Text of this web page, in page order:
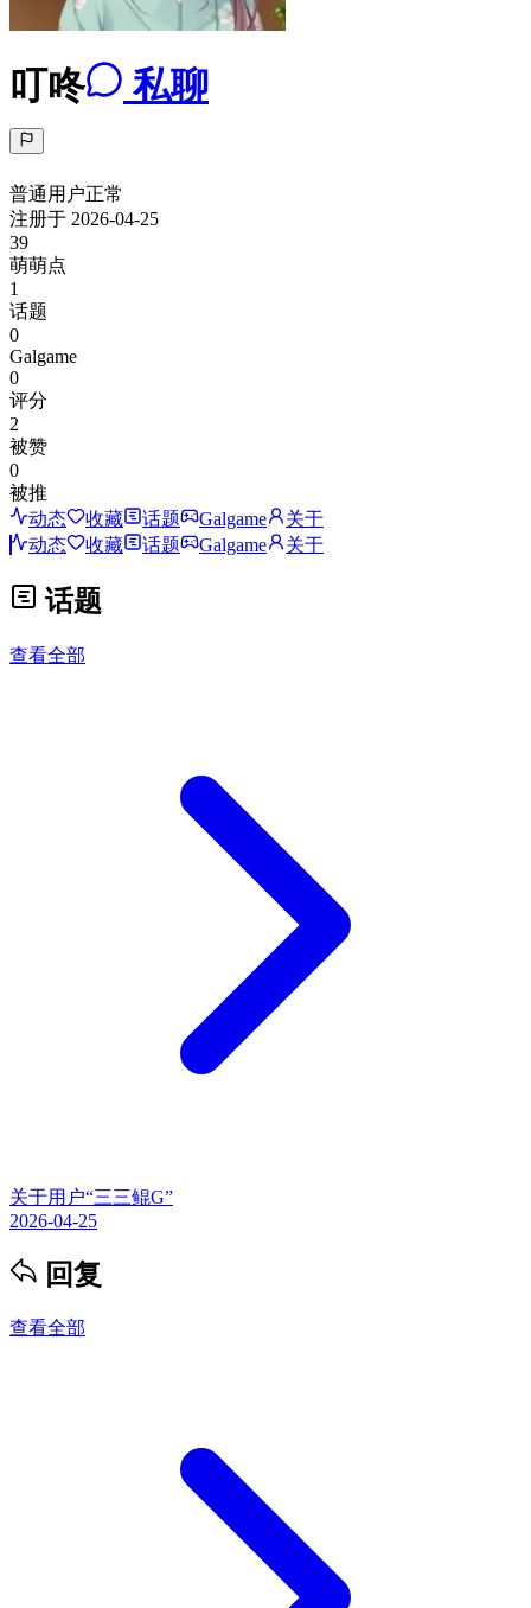
叮咚 私聊
普通用户正常
注册于 2026-04-25
39
萌萌点
1
话题
0
Galgame
0
评分
2
被赞
0
被推
动态
收藏 话题 Galgame
关于
动态
收藏 话题 Galgame 关于
话题
查看全部
关于用户“三三鲲G”
2026-04-25
回复
查看全部